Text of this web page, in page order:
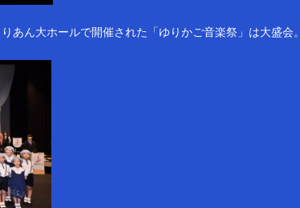
あん大ホールで開催された「ゆりかご音楽祭」は大盛会。